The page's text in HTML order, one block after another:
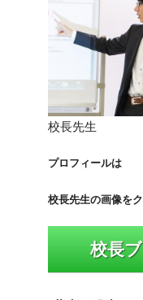
校長先生
プロフィールは
校長先生の画像をク
校長